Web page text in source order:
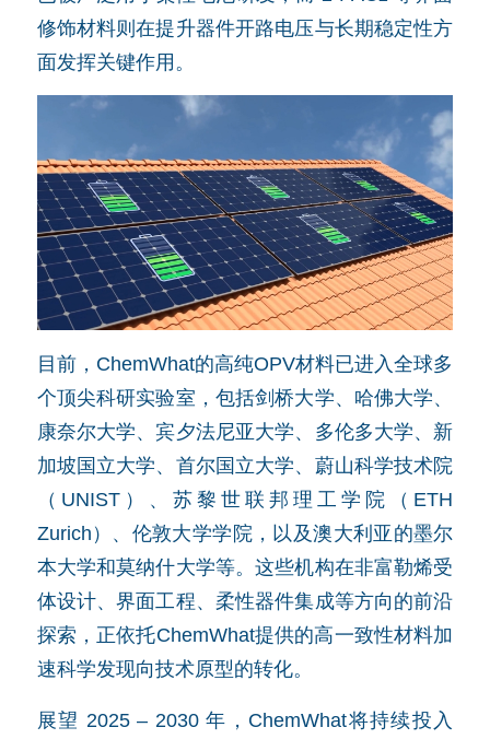
修饰材料则在提升器件开路电压与长期稳定性方
面发挥关键作用。
目前，ChemWhat的高纯OPV材料已进入全球多
个顶尖科研实验室，包括剑桥大学、哈佛大学、
康奈尔大学、宾夕法尼亚大学、多伦多大学、新
加坡国立大学、首尔国立大学、蔚山科学技术院
（UNIST）、苏黎世联邦理工学院（ETH
Zurich）、伦敦大学学院，以及澳大利亚的墨尔
本大学和莫纳什大学等。这些机构在非富勒烯受
体设计、界面工程、柔性器件集成等方向的前沿
探索，正依托ChemWhat提供的高一致性材料加
速科学发现向技术原型的转化。
展望 2025 – 2030 年，ChemWhat将持续投入